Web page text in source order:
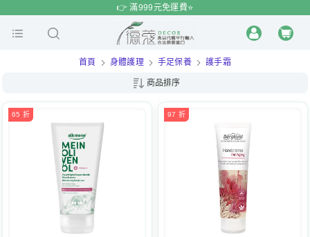
時 特賣
👉 滿999元免運費⭐️
首頁 身體護理 手足保養 護手霜
商品排序
65 折 97 折